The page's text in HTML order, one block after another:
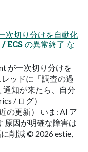
次切り分けを自動化
の異常終了 な
が一次切り分けを
ッドに「調査の過
通知が来たら、自分
/ ログ）
の更新） いま: AI ア
原因が明確な障害は
削減 © 2026 estie,